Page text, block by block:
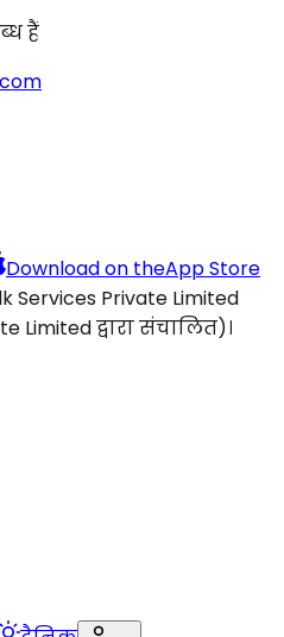
हैं
Download on theApp Store
Services Private Limited
Limited द्वारा संचालित)।